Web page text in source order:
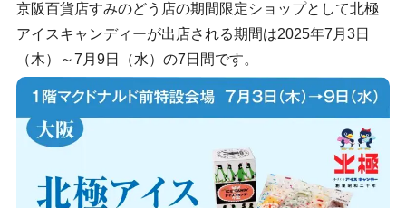
京阪百貨店すみのどう店の期間限定ショップとして北極
アイスキャンディーが出店される期間は2025年7月3日
（木）～7月9日（水）の7日間です。